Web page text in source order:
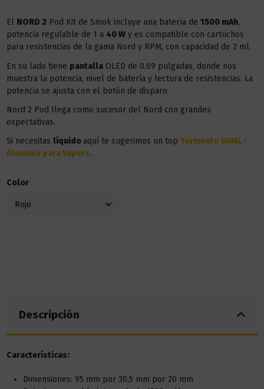
El NORD 2Pod Kit de Smok incluye una batería de 1500 mAh,
potencia regulable de 1 a 40 Wy es compatible con cartuchos
para resistencias de la gama Nord y RPM, con capacidad de 2 ml.
En su lado tiene pantallaOLED de 0.69 pulgadas, donde nos
muestra la potencia, nivel de batería y lectura de resistencias. La
potencia se ajusta con el botón de disparo.
Nord 2 Pod llega como sucesor del Nord con grandes
expectativas.
Si necesitas líquido aquí te sugerimos un top Tormento 60ML -
Alquimia para Vapers.
Color
Descripción
Características:
Dimensiones: 95 mm por 30,5 mm por 20 mm